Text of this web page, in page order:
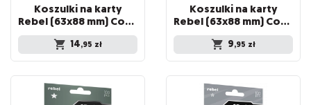
Koszulki na karty
Rebel (63x88 mm) Corvus Premium, 100 sztuk
14,95 zł
Koszulki na karty
Rebel (63x88 mm) Corvus Light, 100 sztuk
9,95 zł